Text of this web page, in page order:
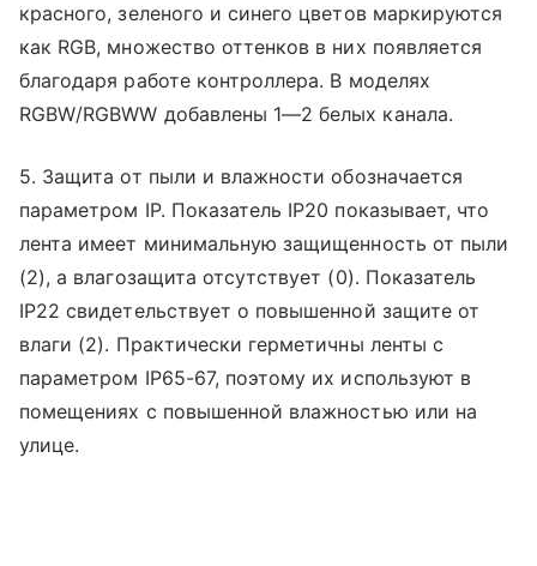
красного, зеленого и синего цветов маркируются
как RGB, множество оттенков в них появляется
благодаря работе контроллера. В моделях
RGBW/RGBWW добавлены 1—2 белых канала.
5. Защита от пыли и влажности обозначается
параметром IP. Показатель IP20 показывает, что
лента имеет минимальную защищенность от пыли
(2), а влагозащита отсутствует (0). Показатель
IP22 свидетельствует о повышенной защите от
влаги (2). Практически герметичны ленты с
параметром IP65-67, поэтому их используют в
помещениях с повышенной влажностью или на
улице.